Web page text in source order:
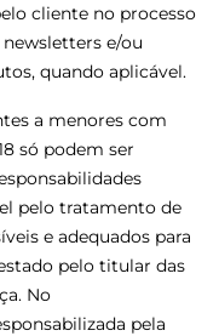
cliente no processo
e/ou
quando aplicável.
a menores com
só podem ser
pelo tratamento de
e adequados para
pelo titular das
No
pela